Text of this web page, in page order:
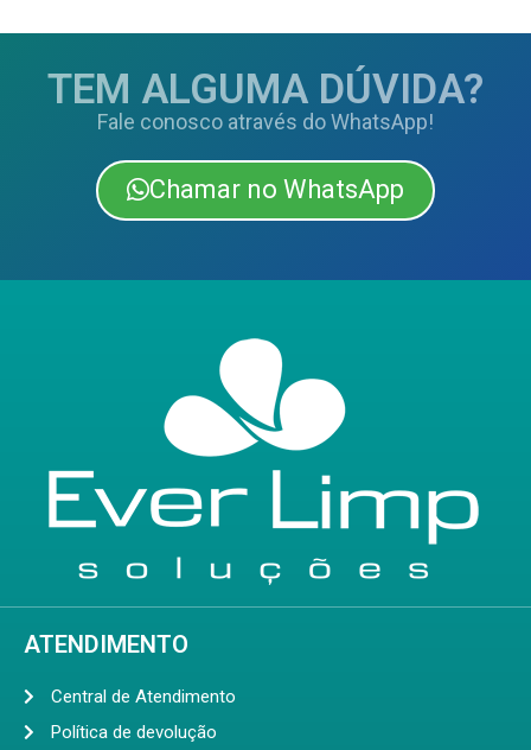
TEM ALGUMA DÚVIDA?
Fale conosco através do WhatsApp!
Chamar no WhatsApp
ATENDIMENTO
Central de Atendimento
Política de devolução